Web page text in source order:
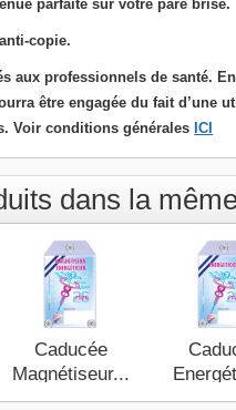
parfaite sur votre pare brise.
copie.
aux professionnels de santé.
être engagée du fait d’une
Voir conditions générales ICI
dans la
Caducée
Magnétiseur...